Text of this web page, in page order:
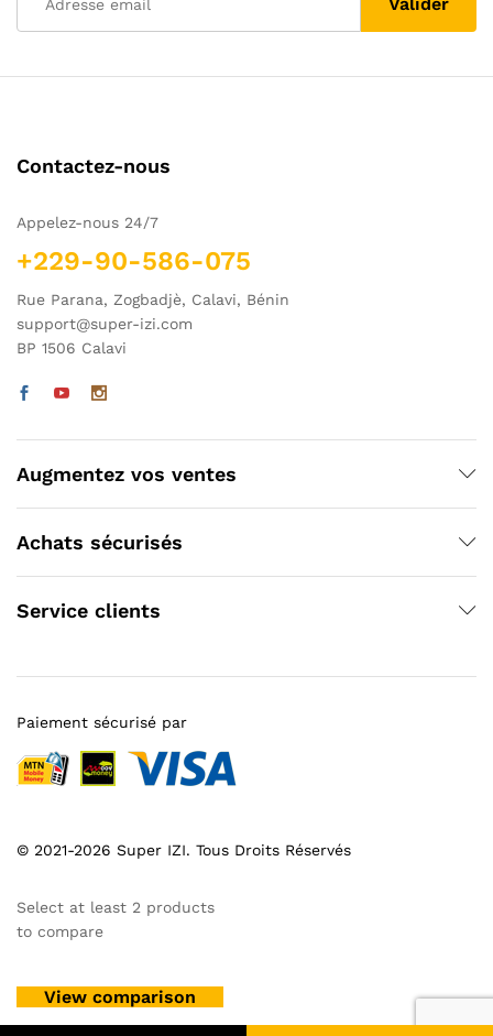
Contactez-nous
Appelez-nous 24/7
+229-90-586-075
Rue Parana, Zogbadjè, Calavi, Bénin
support@super-izi.com
BP 1506 Calavi
Augmentez vos ventes
Achats sécurisés
Service clients
© 2021-2026 Super IZI. Tous Droits Réservés
Paiement sécurisé par
Select at least 2 products
to compare
View comparison